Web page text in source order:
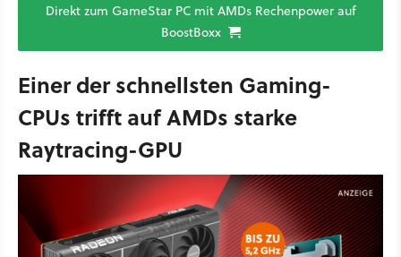
Direkt zum GameStar PC mit AMDs Rechenpower auf
BoostBoxx
Einer der schnellsten Gaming-
CPUs trifft auf AMDs starke
Raytracing-GPU